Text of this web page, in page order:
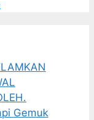
Gemuk